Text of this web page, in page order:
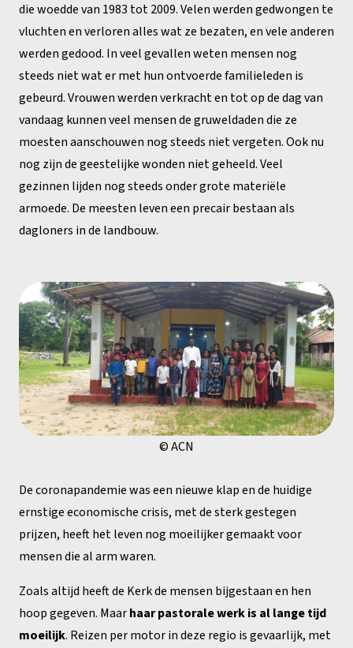
die woedde van 1983 tot 2009. Velen werden gedwongen te
vluchten en verloren alles wat ze bezaten, en vele anderen
werden gedood. In veel gevallen weten mensen nog
steeds niet wat er met hun ontvoerde familieleden is
gebeurd. Vrouwen werden verkracht en tot op de dag van
vandaag kunnen veel mensen de gruweldaden die ze
moesten aanschouwen nog steeds niet vergeten. Ook nu
nog zijn de geestelijke wonden niet geheeld. Veel
gezinnen lijden nog steeds onder grote materiële
armoede. De meesten leven een precair bestaan als
dagloners in de landbouw.
© ACN
De coronapandemie was een nieuwe klap en de huidige
ernstige economische crisis, met de sterk gestegen
prijzen, heeft het leven nog moeilijker gemaakt voor
mensen die al arm waren.
Zoals altijd heeft de Kerk de mensen bijgestaan en hen
hoop gegeven. Maarhaar pastorale werk is al lange tijd
moeilijk. Reizen per motor in deze regio is gevaarlijk, met